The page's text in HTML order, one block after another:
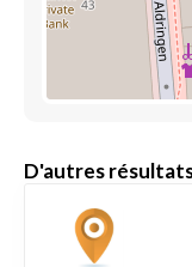
D'autres